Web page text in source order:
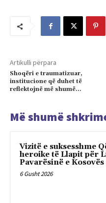
Artikulli përpara
Shoqëri e traumatizuar,
institucione që duhet të
reflektojnë më shumë…
Më shumë
Vizitë e suksesshme
heroike të Llapit për
Pavarësinë e Kosovës
6 Gusht 2026